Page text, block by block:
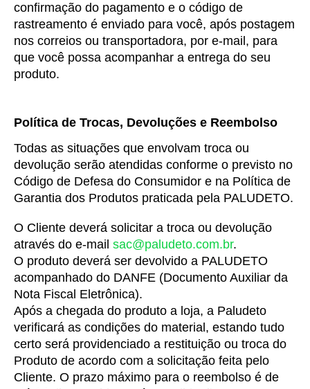
confirmação do pagamento e o código de
rastreamento é enviado para você, após postagem
nos correios ou transportadora, por e-mail, para
que você possa acompanhar a entrega do seu
produto.
Política de Trocas, Devoluções e Reembolso
Todas as situações que envolvam troca ou
devolução serão atendidas conforme o previsto no
Código de Defesa do Consumidor e na Política de
Garantia dos Produtos praticada pela PALUDETO.
O Cliente deverá solicitar a troca ou devolução
através do e-mail sac@paludeto.com.br.
O produto deverá ser devolvido a PALUDETO
acompanhado do DANFE (Documento Auxiliar da
Nota Fiscal Eletrônica).
Após a chegada do produto a loja, a Paludeto
verificará as condições do material, estando tudo
certo será providenciado a restituição ou troca do
Produto de acordo com a solicitação feita pelo
Cliente. O prazo máximo para o reembolso é de